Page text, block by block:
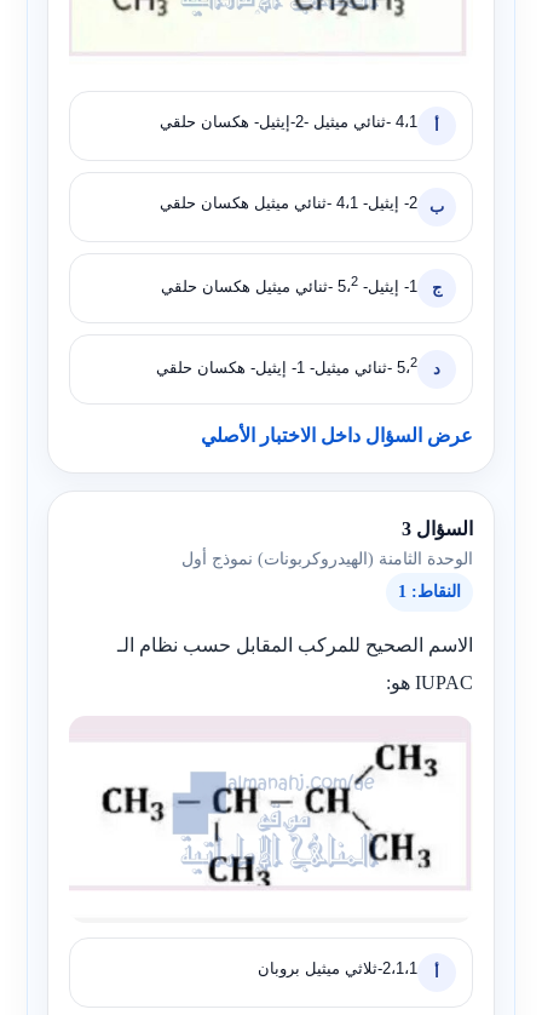
4،1 -ثنائي ميثيل -2-إيثيل- هكسان حلقي
ب 2- إيثيل- 4،1 -ثنائي ميثيل هكسان حلقي
ج 1- إيثيل- 5، 2 -ثنائي ميثيل هكسان حلقي
د 5،2 -ثنائي ميثيل- 1- إيثيل- هكسان حلقي
عرض السؤال داخل الاختبار الأصلي
السؤال 3
الوحدة الثامنة (الهيدروكربونات) نموذج أول
النقاط: 1
الاسم الصحيح للمركب المقابل حسب نظام الـ
IUPAC هو:
2،1،1-ثلاثي ميثيل بروبان